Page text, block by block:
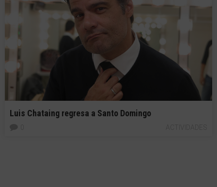
​​Luis Chataing regresa a Santo Domingo